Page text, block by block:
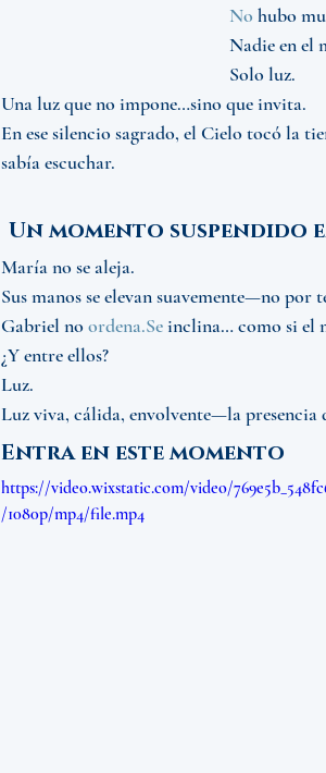
No hubo
Nadie en el
Solo luz.
Una luz que no impone…sino que invita.
En ese silencio sagrado, el Cielo tocó la
sabía escuchar.
Un momento
María no se aleja.
Sus manos se elevan suavemente—no por
Gabriel no ordena.Se inclina… como si el
¿Y entre ellos?
Luz.
Luz viva, cálida, envolvente—la presencia
Entra en este momento
https://video.wixstatic.com/video/
/1080p/mp4/file.mp4